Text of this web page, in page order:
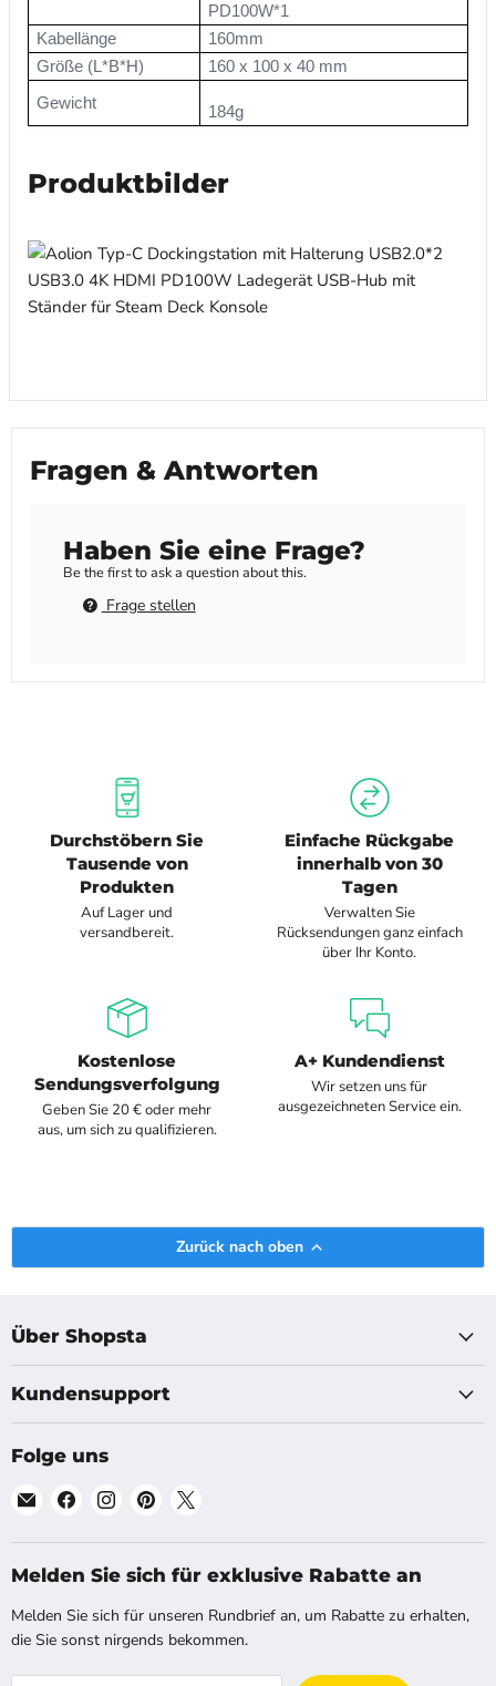
PD100W*1
Kabellänge
160mm
Größe (L*B*H)
160 x 100 x 40 mm
Gewicht
184g
Produktbilder
Fragen & Antworten
Haben Sie eine Frage?
Be the first to ask a question about this.
Frage stellen
Durchstöbern Sie
Tausende von
Produkten
Auf Lager und
versandbereit.
Einfache Rückgabe
innerhalb von 30
Tagen
Verwalten Sie
Rücksendungen ganz einfach
über Ihr Konto.
Kostenlose
Sendungsverfolgung
Geben Sie 20 € oder mehr
aus, um sich zu qualifizieren.
A+ Kundendienst
Wir setzen uns für
ausgezeichneten Service ein.
Zurück nach oben
Über Shopsta
Kundensupport
Folge uns
Finde
auf
E-
Finde
auf
Facebook
Finde
auf
Instagram
Finde
auf
Pinterest
auf
X
Melden Sie sich für exklusive Rabatte an
Melden Sie sich für unseren Rundbrief an, um Rabatte zu erhalten,
die Sie sonst nirgends bekommen.